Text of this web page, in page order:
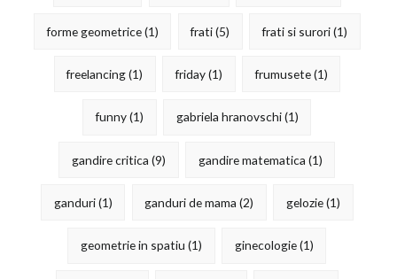
forme geometrice(1) frati(5) frati si surori(1)
freelancing(1) friday(1) frumusete(1)
funny(1) gabriela hranovschi(1)
gandire critica (9) gandire matematica (1)
ganduri(1) ganduri de mama (2) gelozie(1)
geometrie in spatiu (1) ginecologie(1)